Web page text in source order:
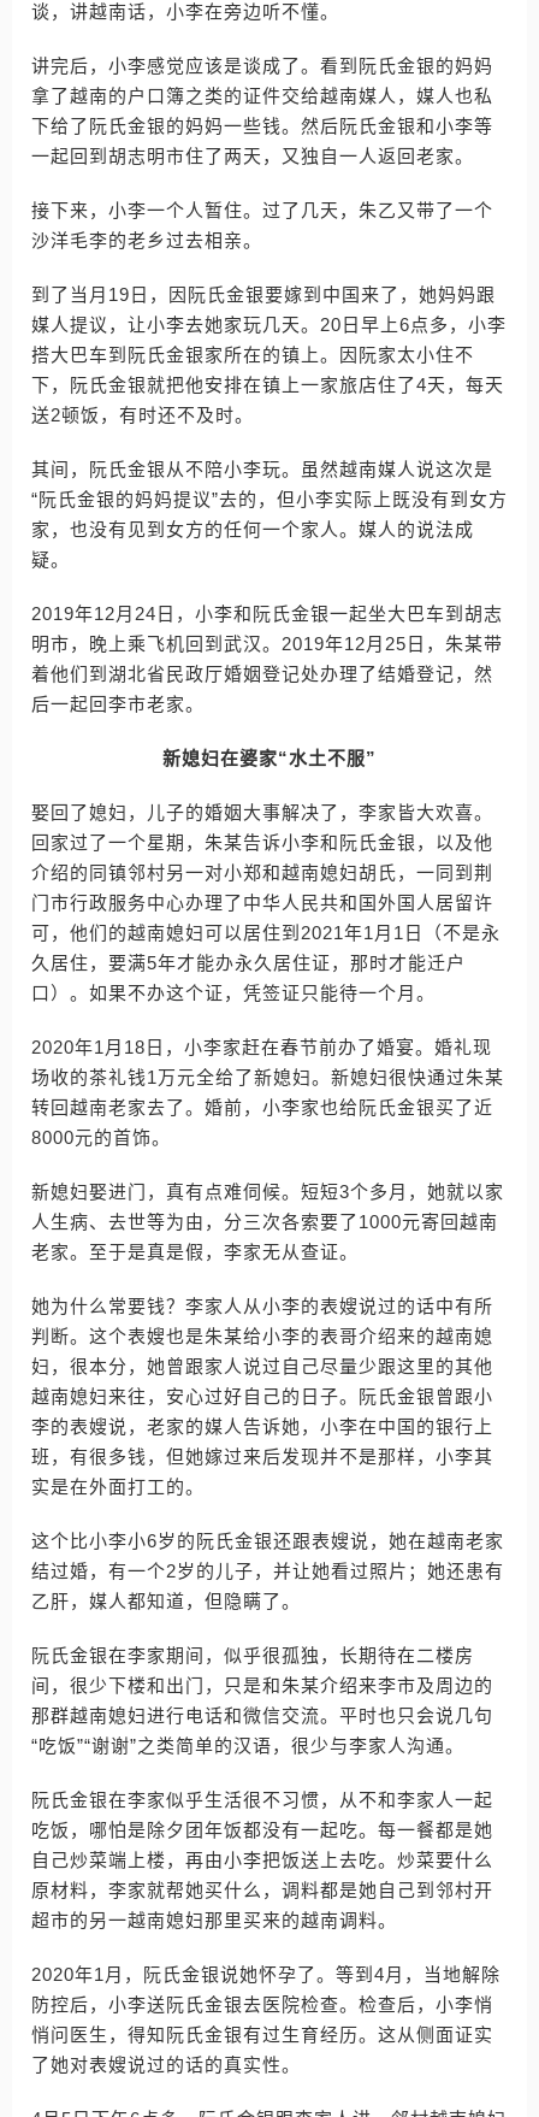
谈，讲越南话，小李在旁边听不懂。
讲完后，小李感觉应该是谈成了。看到阮氏金银的妈妈
拿了越南的户口簿之类的证件交给越南媒人，媒人也私
下给了阮氏金银的妈妈一些钱。然后阮氏金银和小李等
一起回到胡志明市住了两天，又独自一人返回老家。
接下来，小李一个人暂住。过了几天，朱乙又带了一个
沙洋毛李的老乡过去相亲。
到了当月19日，因阮氏金银要嫁到中国来了，她妈妈跟
媒人提议，让小李去她家玩几天。20日早上6点多，小李
搭大巴车到阮氏金银家所在的镇上。因阮家太小住不
下，阮氏金银就把他安排在镇上一家旅店住了4天，每天
送2顿饭，有时还不及时。
其间，阮氏金银从不陪小李玩。虽然越南媒人说这次是
“阮氏金银的妈妈提议”去的，但小李实际上既没有到女方
家，也没有见到女方的任何一个家人。媒人的说法成
疑。
2019年12月24日，小李和阮氏金银一起坐大巴车到胡志
明市，晚上乘飞机回到武汉。2019年12月25日，朱某带
着他们到湖北省民政厅婚姻登记处办理了结婚登记，然
后一起回李市老家。
新媳妇在婆家“水土不服”
娶回了媳妇，儿子的婚姻大事解决了，李家皆大欢喜。
回家过了一个星期，朱某告诉小李和阮氏金银，以及他
介绍的同镇邻村另一对小郑和越南媳妇胡氏，一同到荆
门市行政服务中心办理了中华人民共和国外国人居留许
可，他们的越南媳妇可以居住到2021年1月1日（不是永
久居住，要满5年才能办永久居住证，那时才能迁户
口）。如果不办这个证，凭签证只能待一个月。
2020年1月18日，小李家赶在春节前办了婚宴。婚礼现
场收的茶礼钱1万元全给了新媳妇。新媳妇很快通过朱某
转回越南老家去了。婚前，小李家也给阮氏金银买了近
8000元的首饰。
新媳妇娶进门，真有点难伺候。短短3个多月，她就以家
人生病、去世等为由，分三次各索要了1000元寄回越南
老家。至于是真是假，李家无从查证。
她为什么常要钱？李家人从小李的表嫂说过的话中有所
判断。这个表嫂也是朱某给小李的表哥介绍来的越南媳
妇，很本分，她曾跟家人说过自己尽量少跟这里的其他
越南媳妇来往，安心过好自己的日子。阮氏金银曾跟小
李的表嫂说，老家的媒人告诉她，小李在中国的银行上
班，有很多钱，但她嫁过来后发现并不是那样，小李其
实是在外面打工的。
这个比小李小6岁的阮氏金银还跟表嫂说，她在越南老家
结过婚，有一个2岁的儿子，并让她看过照片；她还患有
乙肝，媒人都知道，但隐瞒了。
阮氏金银在李家期间，似乎很孤独，长期待在二楼房
间，很少下楼和出门，只是和朱某介绍来李市及周边的
那群越南媳妇进行电话和微信交流。平时也只会说几句
“吃饭”“谢谢”之类简单的汉语，很少与李家人沟通。
阮氏金银在李家似乎生活很不习惯，从不和李家人一起
吃饭，哪怕是除夕团年饭都没有一起吃。每一餐都是她
自己炒菜端上楼，再由小李把饭送上去吃。炒菜要什么
原材料，李家就帮她买什么，调料都是她自己到邻村开
超市的另一越南媳妇那里买来的越南调料。
2020年1月，阮氏金银说她怀孕了。等到4月，当地解除
防控后，小李送阮氏金银去医院检查。检查后，小李悄
悄问医生，得知阮氏金银有过生育经历。这从侧面证实
了她对表嫂说过的话的真实性。